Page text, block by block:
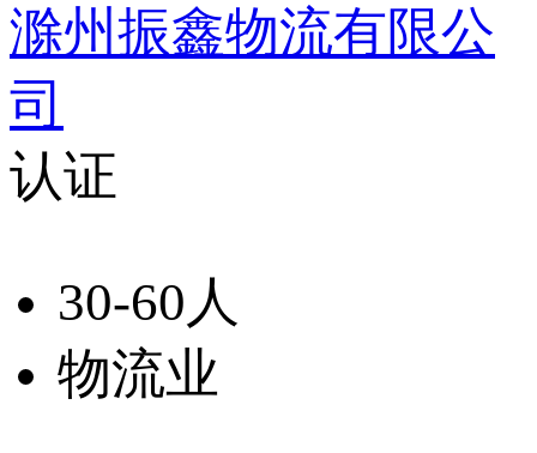
滁州振鑫物流有限公
司
认证
30-60人
物流业